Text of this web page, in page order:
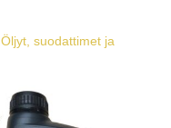
Öljyt, suodattimet ja